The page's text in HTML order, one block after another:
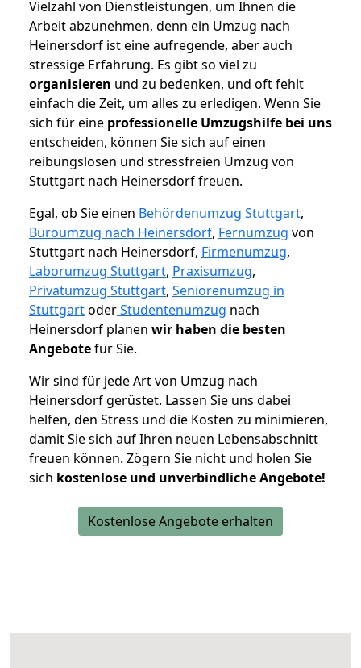
Vielzahl von Dienstleistungen, um Ihnen die
Arbeit abzunehmen, denn ein Umzug nach
Heinersdorf ist eine aufregende, aber auch
stressige Erfahrung. Es gibt so viel zu
organisieren und zu bedenken, und oft fehlt
einfach die Zeit, um alles zu erledigen. Wenn Sie
sich für eine professionelle Umzugshilfe bei uns
entscheiden, können Sie sich auf einen
reibungslosen und stressfreien Umzug von
Stuttgart nach Heinersdorf freuen.
Egal, ob Sie einen Behördenumzug Stuttgart,
Büroumzug nach Heinersdorf, Fernumzug von
Stuttgart nach Heinersdorf, Firmenumzug,
Laborumzug Stuttgart, Praxisumzug,
Privatumzug Stuttgart, Seniorenumzug in
StuttgartoderStudentenumzug nach
Heinersdorf planen wir haben die besten
Angebotefür Sie.
Wir sind für jede Art von Umzug nach
Heinersdorf gerüstet. Lassen Sie uns dabei
helfen, den Stress und die Kosten zu minimieren,
damit Sie sich auf Ihren neuen Lebensabschnitt
freuen können. Zögern Sie nicht und holen Sie
sich kostenlose und unverbindliche Angebote!
Kostenlose Angebote erhalten